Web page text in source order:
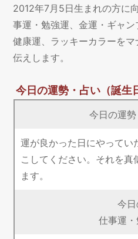
2012年7月5日生まれの方に
事運・勉強運、金運・ギャン
健康運、ラッキーカラーを
伝えします。
今日の運勢・占い（誕生
今日の運勢
運が良かった日にやってい
こしてください。それを真
ます。
今
仕事運